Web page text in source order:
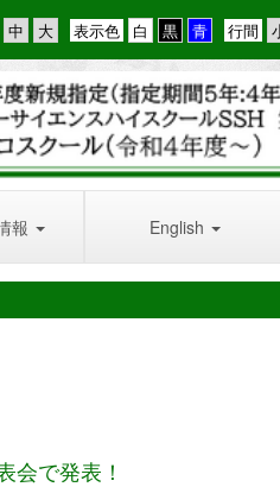
行間
表示色
報 English
会で発表！